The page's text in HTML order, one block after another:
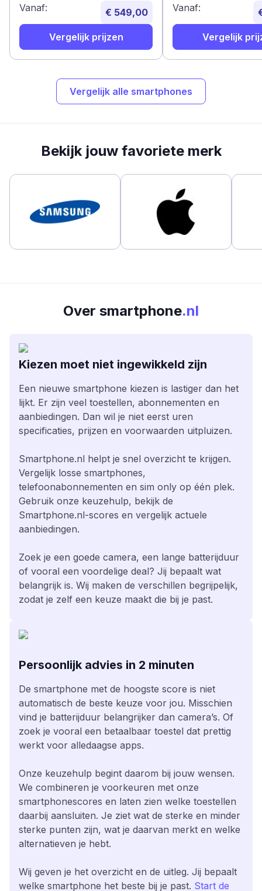
Vanaf: € 549,00
Vergelijk prijzen
Vanaf:
Vergelijk
Vergelijk alle smartphones
Bekijk jouw favoriete merk
Over smartphone.nl
Kiezen moet niet ingewikkeld zijn
Een nieuwe smartphone kiezen is lastiger dan het
lijkt. Er zijn veel toestellen, abonnementen en
aanbiedingen. Dan wil je niet eerst uren
specificaties, prijzen en voorwaarden uitpluizen.
Smartphone.nl helpt je snel overzicht te krijgen.
Vergelijk losse smartphones,
telefoonabonnementen en sim only op één plek.
Gebruik onze keuzehulp, bekijk de
Smartphone.nl-scores en vergelijk actuele
aanbiedingen.
Zoek je een goede camera, een lange batterijduur
of vooral een voordelige deal? Jij bepaalt wat
belangrijk is. Wij maken de verschillen begrijpelijk,
zodat je zelf een keuze maakt die bij je past.
Persoonlijk advies in 2 minuten
De smartphone met de hoogste score is niet
automatisch de beste keuze voor jou. Misschien
vind je batterijduur belangrijker dan camera’s. Of
zoek je vooral een betaalbaar toestel dat prettig
werkt voor alledaagse apps.
Onze keuzehulp begint daarom bij jouw wensen.
We combineren je voorkeuren met onze
smartphonescores en laten zien welke toestellen
daarbij aansluiten. Je ziet wat de sterke en minder
sterke punten zijn, wat je daarvan merkt en welke
alternatieven je hebt.
Wij geven je het overzicht en de uitleg. Jij bepaalt
welke smartphone het beste bij je past. Start de